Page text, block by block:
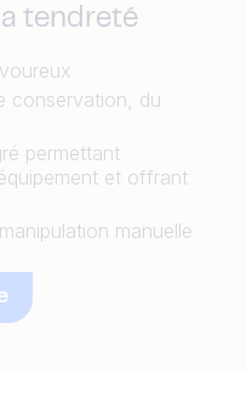
tendreté
conservation, du
permettant
et offrant
manuelle